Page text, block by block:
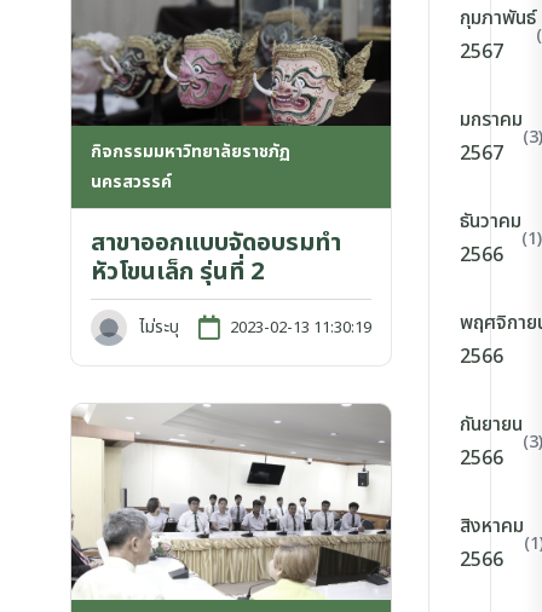
กิจกรรมมหาวิทยาลัยราชภัฏ
นครสวรรค์
สาขาออกแบบจัดอบรมทำ
หัวโขนเล็ก รุ่นที่ 2
ไม่ระบุ 2023-02-13 11:30:19
กุมภาพันธ์
2567
มกราคม
2567
(3)
ธันวาคม
2566
(1)
พฤศจิกาย
2566
กันยายน
2566
(3)
สิงหาคม
2566